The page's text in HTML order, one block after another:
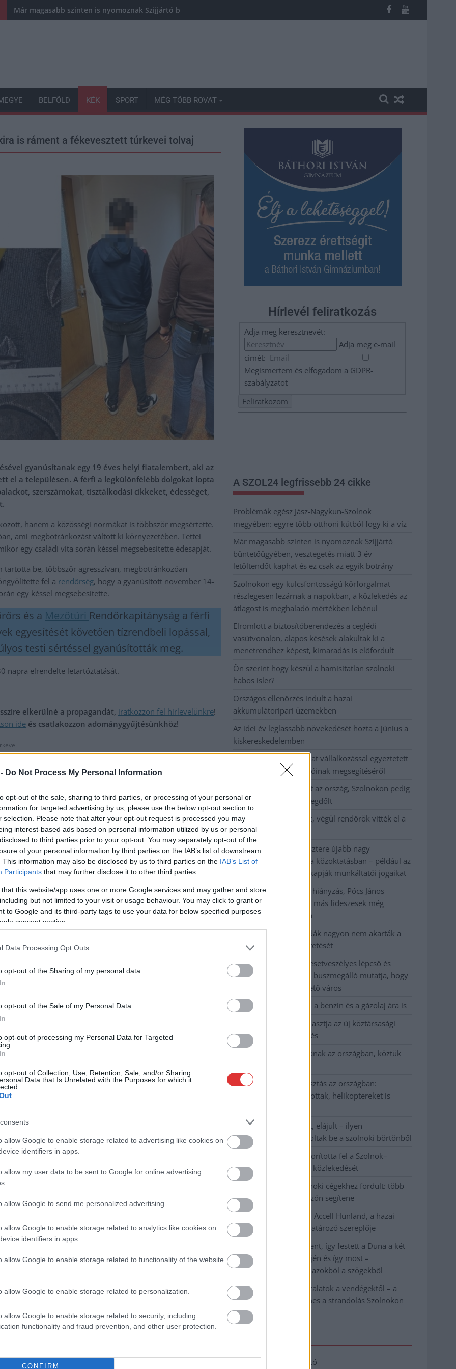
Do Not Process My Personal Information
opt-out of the sale, sharing to third parties, or processing of your personal or
for targeted advertising by us, please use the below opt-out section to
selection. Please note that after your opt-out request is processed you may
interest-based ads based on personal information utilized by us or personal
to third parties prior to your opt-out. You may separately opt-out of the
of your personal information by third parties on the IAB’s list of downstream
This information may also be disclosed by us to third parties on the IAB’s List of
Participants that may further disclose it to other third parties.
that this website/app uses one or more Google services and may gather and store
but not limited to your visit or usage behaviour. You may click to grant or
to Google and its third-party tags to use your data for below specified purposes
consent section.
Data Processing Opt Outs
opt-out of the Sharing of my personal data.
opt-out of the Sale of my Personal Data.
opt-out of processing my Personal Data for Targeted
opt-out of Collection, Use, Retention, Sale, and/or Sharing
Data that Is Unrelated with the Purposes for which it
allow Google to enable storage related to advertising like cookies on
identifiers in apps.
allow my user data to be sent to Google for online advertising
allow Google to send me personalized advertising.
allow Google to enable storage related to analytics like cookies on
identifiers in apps.
allow Google to enable storage related to functionality of the website
allow Google to enable storage related to personalization.
allow Google to enable storage related to security, including
functionality and fraud prevention, and other user protection.
CONFIRM
Már magasabb szinten is nyomoznak Szijjártó büntetőügyében, vesztegetés miatt 3 év letöltendőt kaphat és ez csak az egyik
BELFÖLD KÉK SPORT MÉG TÖBB ROVAT
is ráment a fékevesztett túrkevei tolvaj
gyanúsítanak egy 19 éves helyi fiatalembert, aki az
el a településen. A férfi a legkülönfélébb dolgokat lopta
szerszámokat, tisztálkodási cikkeket, édességet,
hanem a közösségi normákat is többször megsértette.
ami megbotránkozást váltott ki környezetében. Tettei
egy családi vita során késsel megsebesítette édesapját.
be, többször agresszívan, megbotránkozóan
fel a rendőrség, hogy a gyanúsított november 14-
egy késsel megsebesítette.
és a Mezőtúri Rendőrkapitányság a férfi
egyesítését követően tízrendbeli lopással,
testi sértéssel gyanúsították meg.
napra elrendelte letartóztatását.
elkerülné a propagandát, iratkozzon fel hírlevelünkre!
ide és csatlakozzon adománygyűjtésünkhöz!
Ennyit terveznek idén költeni a magyarok karácsonyi
pusztítanak az
és az elhúzódó
riasztják a
kiterjedésű tűzeset miatt több
Hírlevél feliratkozás
Adja meg keresztnevét:
Adja meg e-mail
címét:
Megismertem és elfogadom a GDPR-
szabályzatot
A SZOL24 legfrissebb 24 cikke
Problémák egész Jász-Nagykun-Szolnok
megyében: egyre több otthoni kútból fogy ki a víz
Már magasabb szinten is nyomoznak Szijjártó
büntetőügyében, vesztegetés miatt 3 év
letöltendőt kaphat és ez csak az egyik botrány
Szolnokon egy kulcsfontosságú körforgalmat
részlegesen lezárnak a napokban, a közlekedés az
átlagost is meghaladó mértékben lebénul
Elromlott a biztosítóberendezés a ceglédi
vasútvonalon, alapos késések alakultak ki a
menetrendhez képest, kimaradás is előfordult
Ön szerint hogy készül a hamisítatlan szolnoki
habos isler?
Országos ellenőrzés indult a hazai
akkumulátoripari üzemekben
Az idei év leglassabb növekedését hozta a június a
kiskereskedelemben
Györfi Mihály több tucat vállalkozással egyeztetett
a kerékpárgyár dolgozóinak megsegítéséről
41 fok fölé forrósodott az ország, Szolnokon pedig
egy másik rekord is megdőlt
Egy telefonhívást akart, végül rendőrök vitték el a
mezőtúri férfit
A Tisza kormány minisztere újabb nagy
változásokról döntött a közoktatásban – például az
iskolaigazgatók visszakapják munkáltatói jogaikat
Sok volt az igazolatlan hiányzás, Pócs János
fizetéslevonást kapott, más fideszesek még
kevesebbet vittek haza
A Szolnok megyei gazdák nagyon nem akarták a
JÉGER további üzemeltetését
Csendélet 5.0: alig balesetveszélyes lépcső és
remek állapotban levő buszmegálló mutatja, hogy
Szolnok mennyire élhető város
Pénteken újra csökken a benzin és a gázolaj ára is
Napokon belül megválasztja az új köztársasági
elnököt az Országgyűlés
Kiterjedt tüzek pusztítanak az országban, köztük
Harmadfokú hőségriasztás az országban:
Szolnokon klímát javítottak, helikoptereket is
bevetettek a tüzeknél
A zárkában rosszul lett, elájult – ilyen
körülményekről számoltak be a szolnoki börtönből
Váratlan fennakadás borította fel a Szolnok–
Kecskemét vasútvonal közlekedését
A polgármester a szolnoki cégekhez fordult: több
száz elbocsátott dolgozón segítene
Csődbe ment a tószegi Accell Hunland, a hazai
kerékpárgyártás meghatározó szereplője
Egyszer fent, egyszer lent, így festett a Duna a két
évvel ezelőtti árvíz idején és így most –
fotógyűjtemény ugyanazokból a szögekből
Ilyenek eddig a tapasztalatok a vendégektől – a
hőhullám miatt ingyenes a strandolás Szolnokon
Adatkezelési tájékoztató